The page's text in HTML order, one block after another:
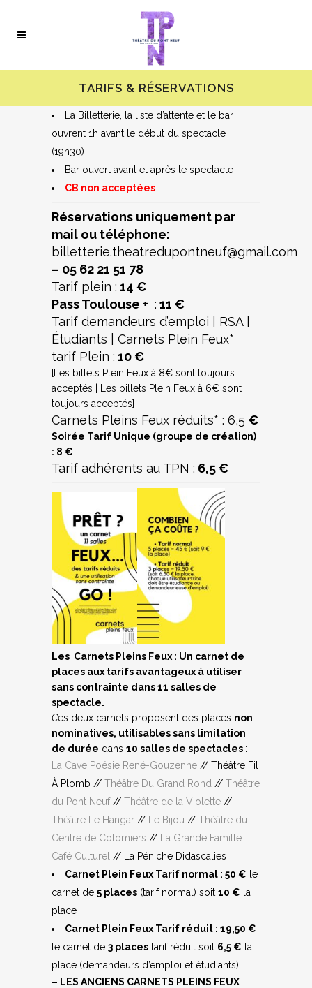
TARIFS & RÉSERVATIONS
La Billetterie, la liste d’attente et le bar
ouvrent 1h avant le début du spectacle
(19h30)
Bar ouvert avant et après le spectacle
CB non acceptées
Réservations uniquement par
mail ou téléphone:
billetterie.theatredupontneuf@gmail.com
– 05 62 21 51 78
Tarif plein : 14 €
Pass Toulouse + : 11 €
Tarif demandeurs d’emploi | RSA |
Étudiants | Carnets Plein Feux*
tarif Plein : 10 €
[Les billets Plein Feux à 8€ sont toujours
acceptés | Les billets Plein Feux à 6€ sont
toujours acceptés]
Carnets Pleins Feux réduits* : 6,5 €
Soirée Tarif Unique (groupe de création)
: 8 €
Tarif adhérents au TPN : 6,5 €
Les Carnets Pleins Feux : Un carnet de
places aux tarifs avantageux à utiliser
sans contrainte dans 11 salles de
spectacle.
Ces deux carnets proposent des places non
nominatives, utilisables sans limitation
de durée dans 10 salles de spectacles :
La Cave Poésie René-Gouzenne // Théâtre Fil
À Plomb // Théâtre Du Grand Rond // Théâtre
du Pont Neuf// Théâtre de la Violette //
Théâtre Le Hangar // Le Bijou // Théâtre du
Centre de Colomiers //
La Grande Famille
Café Culturel // La Péniche Didascalies
Carnet Plein Feux Tarif normal : 50 € le
carnet de 5 places (tarif normal) soit 10 € la
place
Carnet Plein Feux Tarif réduit : 19,50 €
le carnet de 3 places tarif réduit soit 6,5 € la
place (demandeurs d’emploi et étudiants)
– LES ANCIENS CARNETS PLEINS FEUX